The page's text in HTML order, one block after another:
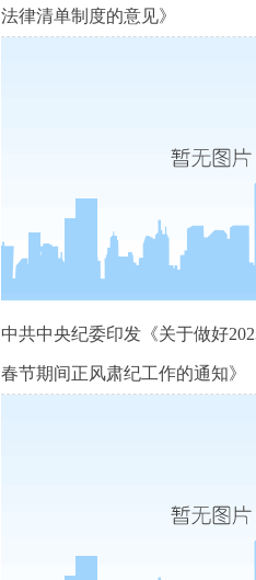
法律清单制度的意见》
中共中央纪委印发《关于做好
春节期间正风肃纪工作的通知》